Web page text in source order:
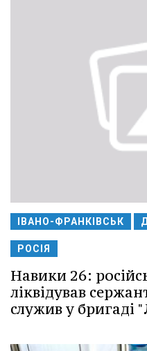
ІВАНО-ФРАНКІВСЬК
РОСІЯ
Навики 26:
ліквідував
служив у бригаді